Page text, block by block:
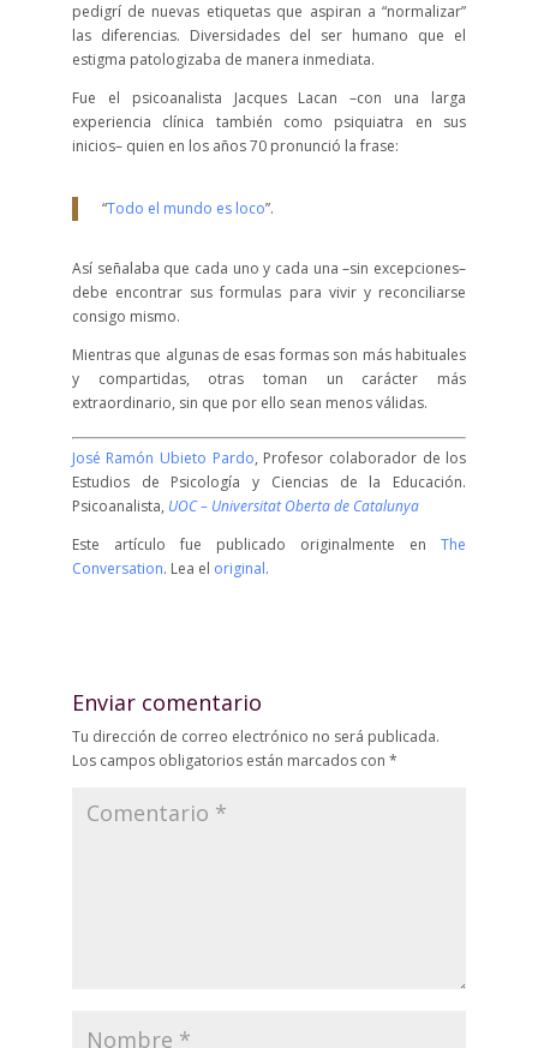
pedigrí de nuevas etiquetas que aspiran a “normalizar”
las diferencias. Diversidades del ser humano que el
estigma patologizaba de manera inmediata.
Fue el psicoanalista Jacques Lacan –con una larga
experiencia clínica también como psiquiatra en sus
inicios– quien en los años 70 pronunció la frase:
“Todo el mundo es loco”.
Así señalaba que cada uno y cada una –sin excepciones–
debe encontrar sus formulas para vivir y reconciliarse
consigo mismo.
Mientras que algunas de esas formas son más habituales
y compartidas, otras toman un carácter más
extraordinario, sin que por ello sean menos válidas.
José Ramón Ubieto Pardo, Profesor colaborador de los
Estudios de Psicología y Ciencias de la Educación.
Psicoanalista, UOC – Universitat Oberta de Catalunya
Este artículo fue publicado originalmente enThe
Conversation. Lea el original.
Enviar comentario
Tu dirección de correo electrónico no será publicada.
Los campos obligatorios están marcados con *